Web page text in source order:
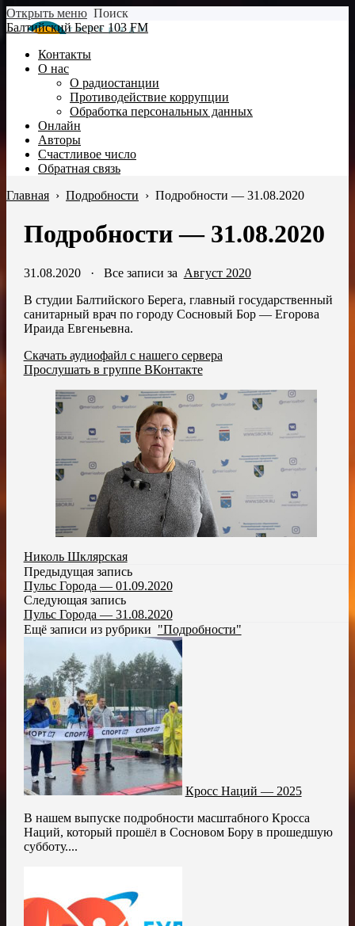
Открыть меню Поиск
Балтийский Берег 103 FM
Контакты
О нас
О радиостанции
Противодействие коррупции
Обработка персональных данных
Онлайн
Авторы
Счастливое число
Обратная связь
Главная › Подробности › Подробности — 31.08.2020
Подробности — 31.08.2020
31.08.2020· Все записи за Август 2020
В студии Балтийского Берега, главный государственный
санитарный врач по городу Сосновый Бор — Егорова
Ираида Евгеньевна.
Скачать аудиофайл с нашего сервера
Прослушать в группе ВКонтакте
Николь Шклярская
Предыдущая запись
Пульс Города — 01.09.2020
Следующая запись
Пульс Города — 31.08.2020
Ещё записи из рубрики "Подробности"
Кросс Наций — 2025
В нашем выпуске подробности масштабного Кросса
Наций, который прошёл в Сосновом Бору в прошедшую
субботу....